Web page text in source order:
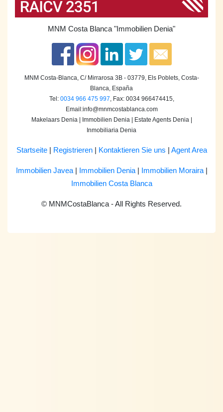
MNM Costa Blanca"Immobilien Denia"
MNM Costa-Blanca, C/ Mirrarosa 3B - 03779, Els Poblets, Costa-
Blanca, España
Tel: 0034 966 475 997, Fax: 0034 966474415,
Email:info@mnmcostablanca.com
Makelaars Denia | Immobilien Denia | Estate Agents Denia |
Inmobiliaria Denia
Startseite| Registrieren| Kontaktieren Sie uns Agent Area
Immobilien Javea| Immobilien Denia| Immobilien Moraira|
Immobilien Costa Blanca
© MNMCostaBlanca - All Rights Reserved.